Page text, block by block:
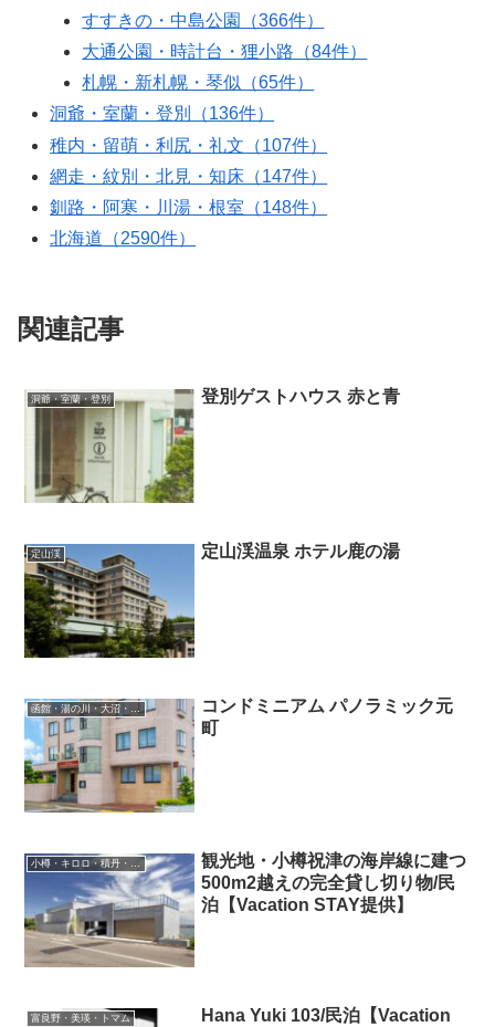
すすきの・中島公園（366件）
大通公園・時計台・狸小路（84件）
札幌・新札幌・琴似（65件）
洞爺・室蘭・登別（136件）
稚内・留萌・利尻・礼文（107件）
網走・紋別・北見・知床（147件）
釧路・阿寒・川湯・根室（148件）
北海道（2590件）
関連記事
洞爺・室蘭・登別 登別ゲストハウス 赤と青
定山渓 定山渓温泉 ホテル鹿の湯
函館・湯の川・大沼・奥尻
コンドミニアム パノラミック元
町
小樽・キロロ・積丹・余市
観光地・小樽祝津の海岸線に建つ
500m2越えの完全貸し切り物/民
泊【Vacation STAY提供】
富良野・美瑛・トマム
Hana Yuki 103/民泊【Vacation